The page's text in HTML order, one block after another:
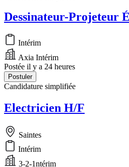
Dessinateur-Projeteur
Intérim
Axia Intérim
Postée il y a 24 heures
Postuler
Candidature simplifiée
Electricien H/F
Saintes
Intérim
3-2-1ntérim